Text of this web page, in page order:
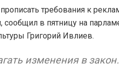
требования к
сообщил в пятницу на
Григорий Ивлиев.
изменения в